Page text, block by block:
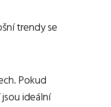
trendy se
Pokud
ideální